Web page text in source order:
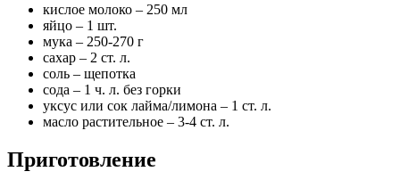
кислое молоко – 250 мл
яйцо – 1 шт.
мука – 250-270 г
сахар – 2 ст. л.
соль – щепотка
сода – 1 ч. л. без горки
уксус или сок лайма/лимона – 1 ст. л.
масло растительное – 3-4 ст. л.
Приготовление